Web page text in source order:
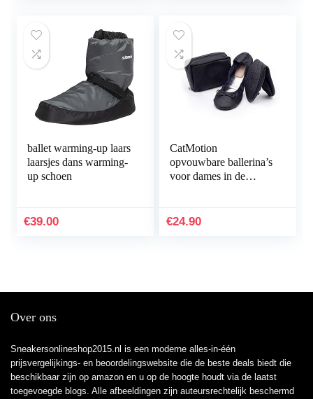
ballet warming-up laars
laarsjes dans warming-
up schoen
€39.00
CatMotion
opvouwbare ballerina’s
voor dames in de
€24.90
Over ons
Sneakersonlineshop2015.nl is een moderne alles-in-één
prijsvergelijkings- en beoordelingswebsite die de beste deals biedt die
beschikbaar zijn op amazon en u op de hoogte houdt via de laatst
toegevoegde blogs. Alle afbeeldingen zijn auteursrechtelijk beschermd